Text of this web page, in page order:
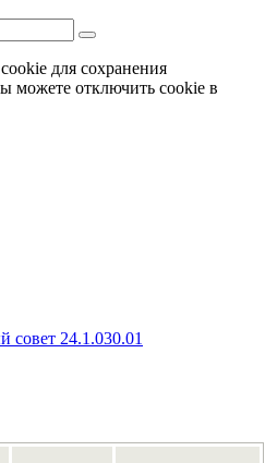
для сохранения
можете отключить cookie в
совет 24.1.030.01